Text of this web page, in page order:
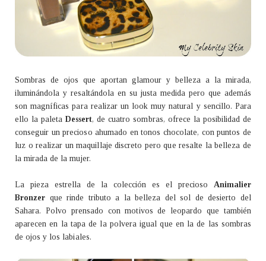
Sombras de ojos que aportan glamour y belleza a la mirada,
iluminándola y resaltándola en su justa medida pero que además
son magníficas para realizar un look muy natural y sencillo. Para
ello la paletaDessert, de cuatro sombras, ofrece la posibilidad de
conseguir un precioso ahumado en tonos chocolate, con puntos de
luz o realizar un maquillaje discreto pero que resalte la belleza de
la mirada de la mujer.
La pieza estrella de la colección es el precioso Animalier
Bronzer que rinde tributo a la belleza del sol de desierto del
Sahara. Polvo prensado con motivos de leopardo que también
aparecen en la tapa de la polvera igual que en la de las sombras
de ojos y los labiales.